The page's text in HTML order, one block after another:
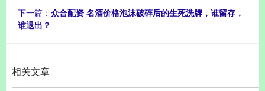
下一篇： 众合配资 名酒价格泡沫破碎后的生死洗牌，谁留存，
谁退出？
相关文章